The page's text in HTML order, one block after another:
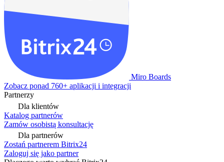
Miro Boards
Zobacz ponad 760+ aplikacji i integracji
Partnerzy
Dla klientów
Katalog partnerów
Zamów osobistą konsultację
Dla partnerów
Zostań partnerem Bitrix24
Zaloguj się jako partner